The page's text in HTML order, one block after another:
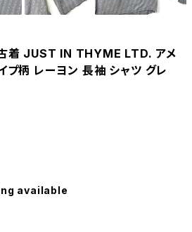
着 JUST IN THYME LTD. アメ
プ柄 レーヨン 長袖 シャツ グレ
available